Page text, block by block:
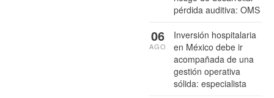
pérdida auditiva: OMS
Inversión hospitalaria
en México debe ir
acompañada de una
gestión operativa
sólida: especialista
06
AGO